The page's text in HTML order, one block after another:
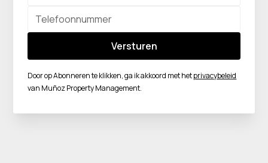
Door op Abonneren te klikken, ga ik akkoord met hetprivacybeleid
van Muñoz Property Management.